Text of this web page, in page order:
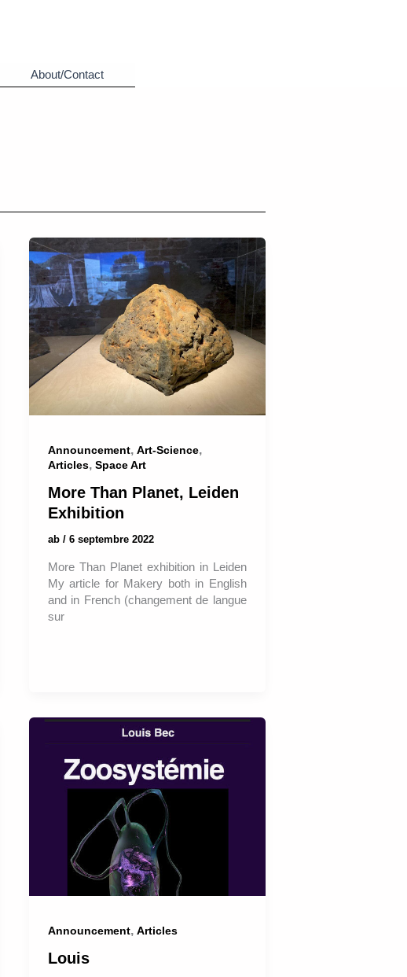
About/Contact
Announcement, Art-Science,
Articles, Space Art
More Than Planet, Leiden
Exhibition
ab / 6 septembre 2022
More Than Planet exhibition in Leiden
My article for Makery both in English
and in French (changement de langue
sur
Announcement, Articles
Louis